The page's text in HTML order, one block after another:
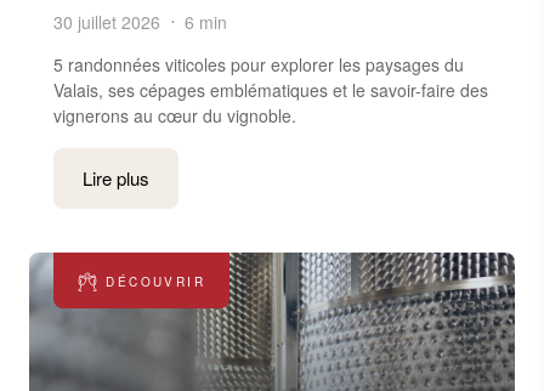
30 juillet 2026
6 min
5 randonnées viticoles pour explorer les paysages du
Valais, ses cépages emblématiques et le savoir-faire des
vignerons au cœur du vignoble.
Lire plus
DÉCOUVRIR